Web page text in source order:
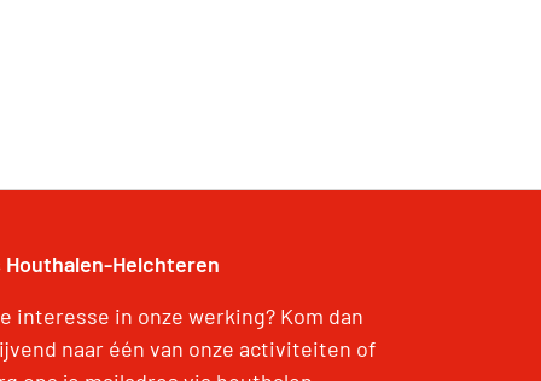
Houthalen-Helchteren
interesse in onze werking? Kom dan
naar één van onze activiteiten of